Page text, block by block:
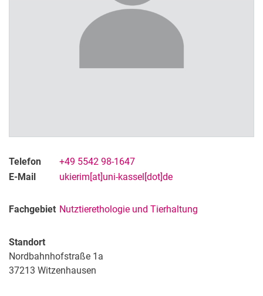
Telefon
+49 5542 98-1647
E-Mail
ukierim[at]uni-kassel[dot]de
Fachgebiet Nutztierethologie und Tierhaltung
Standort
Nordbahnhofstraße 1a
37213 Witzenhausen